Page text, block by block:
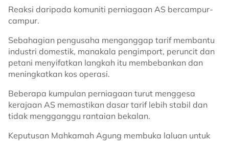
Reaksi daripada komuniti perniagaan AS bercampur-
campur.
Sebahagian pengusaha menganggap tarif membantu
industri domestik, manakala pengimport, peruncit dan
petani menyifatkan langkah itu membebankan dan
meningkatkan kos operasi.
Beberapa kumpulan perniagaan turut menggesa
kerajaan AS memastikan dasar tarif lebih stabil dan
tidak mengganggu rantaian bekalan.
Keputusan Mahkamah Agung membuka laluan untuk